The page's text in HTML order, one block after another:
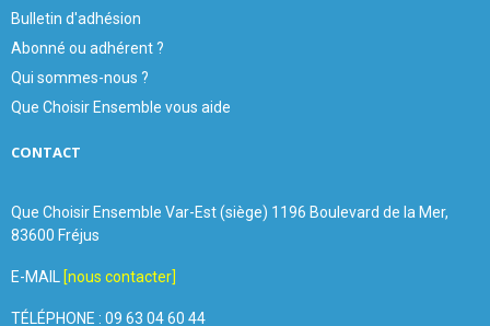
Bulletin d'adhésion
Abonné ou adhérent ?
Qui sommes-nous ?
Que Choisir Ensemble vous aide
CONTACT
Que Choisir Ensemble Var-Est (siège) 1196 Boulevard de la Mer,
83600 Fréjus
E-MAIL [nous contacter]
TÉLÉPHONE : 09 63 04 60 44